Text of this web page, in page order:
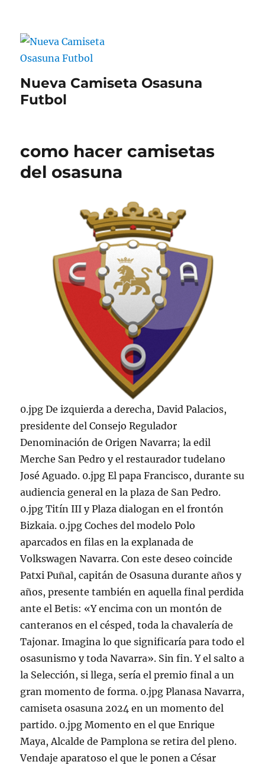
Nueva Camiseta Osasuna
Futbol
como hacer camisetas
del osasuna
0.jpg De izquierda a derecha, David Palacios,
presidente del Consejo Regulador
Denominación de Origen Navarra; la edil
Merche San Pedro y el restaurador tudelano
José Aguado. 0.jpg El papa Francisco, durante su
audiencia general en la plaza de San Pedro.
0.jpg Titín III y Plaza dialogan en el frontón
Bizkaia. 0.jpg Coches del modelo Polo
aparcados en filas en la explanada de
Volkswagen Navarra. Con este deseo coincide
Patxi Puñal, capitán de Osasuna durante años y
años, presente también en aquella final perdida
ante el Betis: «Y encima con un montón de
canteranos en el césped, toda la chavalería de
Tajonar. Imagina lo que significaría para todo el
osasunismo y toda Navarra». Sin fin. Y el salto a
la Selección, si llega, sería el premio final a un
gran momento de forma. 0.jpg Planasa Navarra,
camiseta osasuna 2024 en un momento del
partido. 0.jpg Momento en el que Enrique
Maya, Alcalde de Pamplona se retira del pleno.
Vendaje aparatoso el que le ponen a César